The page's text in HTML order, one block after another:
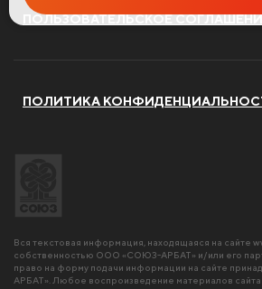
ПОЛЬЗОВАТЕЛЬСКОЕ
ПОЛИТИКА
Вся текстовая информация, находящаяся на сайте
собственностью ООО «СОЮЗ-АРБАТ» и/или его
право на форму подачи информации на сайте
АРБАТ». Любое воспроизведение материалов сайта